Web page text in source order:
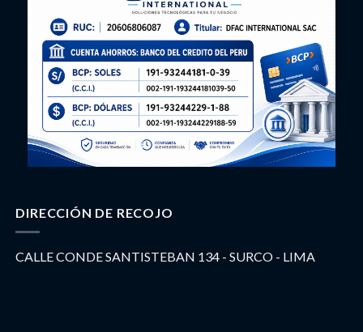
DIRECCIÓN DE RECOJO
CALLE CONDE SANTISTEBAN 134 - SURCO - LIMA